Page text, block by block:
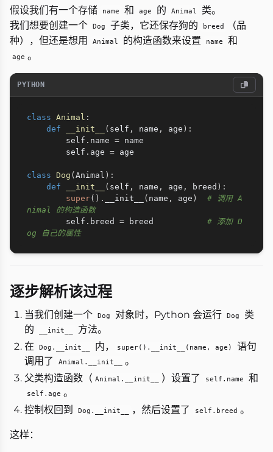
假设我们有一个存储 name 和 age 的 Animal
类。
我们想要创建一个 Dog 子类，它还保存狗的 breed
（品
种），但还是想用
Animal 的构造函数来设置 name 和
age 。
PYTHON
class Animal :
def
__init__ ( self , name , age ) :
        self
. name = name
        self
. age = age
class Dog ( Animal ) :
def
__init__ ( self , name , age , breed ) :
super( ) . __init__ ( name , age )
# 调用 A
nimal 的构造函数
        self
. breed = breed # 添加 D
og 自己的属性
逐步解析该过程
当我们创建一个 Dog 对象时，Python 会运行 Dog
类
的
__init__
方法。
在
Dog.__init__ 内， super().__init__(name, age)
语句
调用了
Animal.__init__
。
父类构造函数（ Animal.__init__ ）设置了 self.name 和
self.age 。
控制权回到
Dog.__init__ ，然后设置了 self.breed 。
这样：